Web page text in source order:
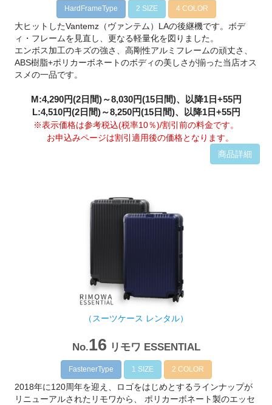
HardFrameType 2 SIZE 4 COLOR
大ヒットしたVantemz（ヴァンテム）LAの後継機です。ボデ
ィ・フレームを見直し、更なる軽量化を図りました。
エンボス加工のキズの強さ、高剛性アルミフレームの頑丈さ、
ABS樹脂+ポリカーボネートのボディの美しさが揃った当店オス
スメの一品です。
M:4,290円(2日間)～8,030円(15日間)、以降1日+55円
L:4,510円(2日間)～8,250円(15日間)、以降1日+55円
※表示価格は参考税込(税率10％)/割引前の料金です。
お申込みページは割引適用後の価格となります。
商品詳細
（スーツケース レンタル）
No.16 リモワ ESSENTIAL
FastenerType 1 SIZE 2 COLOR
2018年に120周年を迎え、ロゴをはじめとするラインナップが
リニューアルされたリモワから、 ポリカーボネート製のエッセ